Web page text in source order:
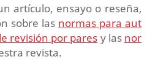
artículo, ensayo o reseña,
sobre las normas para aut
revisión por pares y las nor
revista.